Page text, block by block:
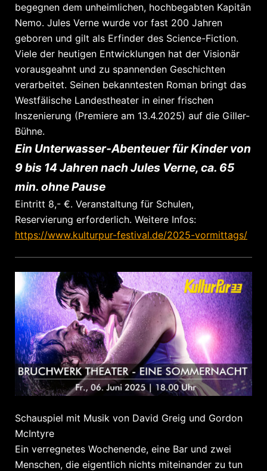
begegnen dem unheimlichen, hochbegabten Kapitän
Nemo. Jules Verne wurde vor fast 200 Jahren
geboren und gilt als Erfinder des Science-Fiction.
Viele der heutigen Entwicklungen hat der Visionär
vorausgeahnt und zu spannenden Geschichten
verarbeitet. Seinen bekanntesten Roman bringt das
Westfälische Landestheater in einer frischen
Inszenierung (Premiere am 13.4.2025) auf die Giller-
Bühne.
Ein Unterwasser-Abenteuer für Kinder von
9 bis 14 Jahren nach Jules Verne, ca. 65
min. ohne Pause
Eintritt 8,- €. Veranstaltung für Schulen,
Reservierung erforderlich. Weitere Infos:
https://www.kulturpur-festival.de/2025-vormittags/
Schauspiel mit Musik von David Greig und Gordon
McIntyre
Ein verregnetes Wochenende, eine Bar und zwei
Menschen, die eigentlich nichts miteinander zu tun